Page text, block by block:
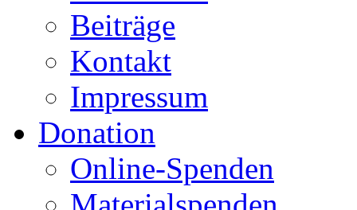
Beiträge
Kontakt
Impressum
Donation
Online-Spenden